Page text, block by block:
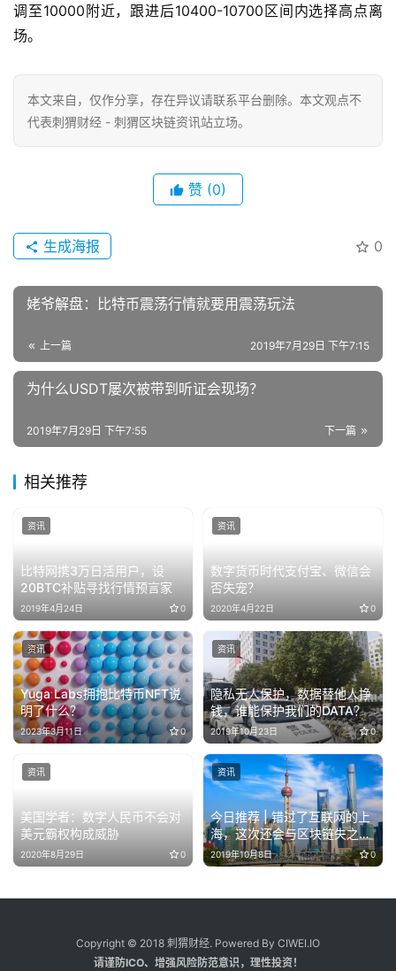
调至10000附近，跟进后10400-10700区间内选择高点离
场。
本文来自 ，仅作分享，存在异议请联系平台删除。本文观点不
代表刺猬财经 - 刺猬区块链资讯站立场。
赞 (0)
0
生成海报
姥爷解盘：比特币震荡行情就要用震荡玩法
上一篇 2019年7月29日 下午7:15
为什么USDT屡次被带到听证会现场？
下一篇
2019年7月29日 下午7:55
相关推荐
比特网携3万日活用户，设
20BTC补贴寻找行情预言家
2019年4月24日 0
资讯
数字货币时代支付宝、微信会
否失宠？
2020年4月22日 0
资讯
Yuga Labs拥抱比特币NFT说
明了什么？
2023年3月11日 0
资讯
隐私无人保护，数据替他人挣
钱，谁能保护我们的DATA？
2019年10月23日 0
资讯
美国学者：数字人民币不会对
美元霸权构成威胁
2020年8月29日 0
资讯
今日推荐 | 错过了互联网的上
海，这次还会与区块链失之交
臂吗？
2019年10月8日 0
资讯
Copyright © 2018 刺猬财经. Powered By CIWEI.IO
请谨防ICO、增强风险防范意识，理性投资！